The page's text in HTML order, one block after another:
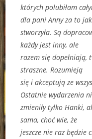
których polubiłam
dla pani Anny za to
stworzyła. Są
każdy jest inny, ale
razem się dopełniają,
straszne. Rozumieją
się i akceptują ze
Ostatnie wydarzenia
zmieniły tylko Hanki,
sama, choć wie, że
jeszcze nie raz będzie